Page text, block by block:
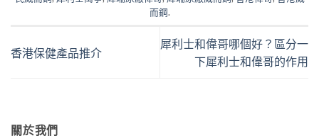
而鋼.
香港保健產品推介
犀利士和偉哥哪個好？區分一
下犀利士和偉哥的作用
關於我們